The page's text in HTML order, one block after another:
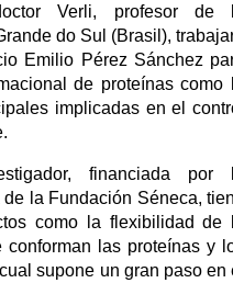
Verli, profesor de
do Sul (Brasil),
Emilio Pérez Sánchez
de proteínas como
implicadas en el
financiada por
la Fundación Séneca,
como la flexibilidad de
las proteínas y
supone un gran paso en